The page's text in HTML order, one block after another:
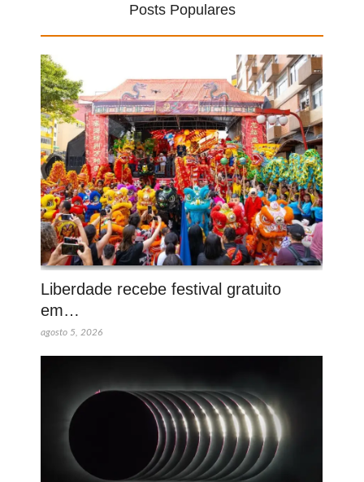
Posts Populares
Liberdade recebe festival gratuito
em…
agosto 5, 2026